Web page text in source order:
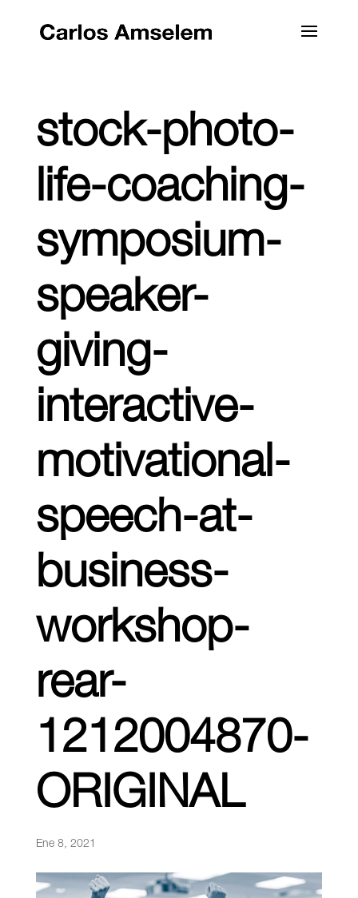
stock-photo-
life-coaching-
symposium-
speaker-
giving-
interactive-
motivational-
speech-at-
business-
workshop-
rear-
1212004870-
ORIGINAL
Ene 8, 2021